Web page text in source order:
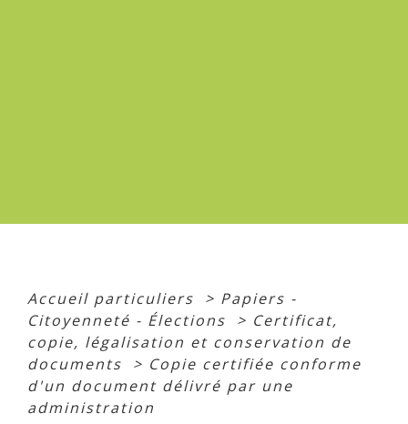
Accueil particuliers > Papiers -
Citoyenneté - Élections
> Certificat,
copie, légalisation et conservation de
documents
> Copie certifiée conforme
d'un document délivré par une
administration